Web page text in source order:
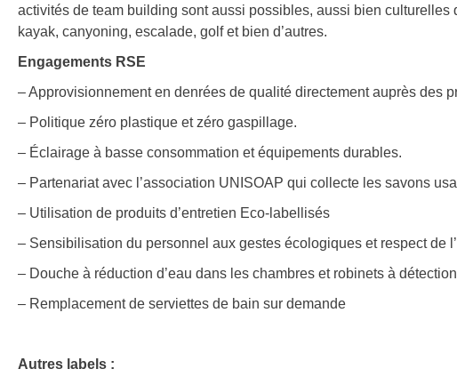
activités de team building sont aussi possibles, aussi bien
kayak, canyoning, escalade, golf et bien d’autres.
Engagements RSE
– Approvisionnement en denrées de qualité directement auprès des
– Politique zéro plastique et zéro gaspillage.
– Éclairage à basse consommation et équipements durables.
– Partenariat avec l’association UNISOAP qui collecte les savons
– Utilisation de produits d’entretien Eco-labellisés
– Sensibilisation du personnel aux gestes écologiques et respect de
– Douche à réduction d’eau dans les chambres et robinets à
– Remplacement de serviettes de bain sur demande
Autres labels :